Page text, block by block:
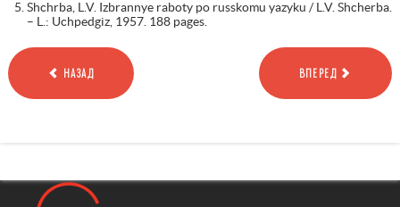
Shchrba, L.V. Izbrannye raboty po russkomu yazyku / L.V. Shcherba.
– L.: Uchpedgiz, 1957. 188 pages.
НАЗАД ВПЕРЕД